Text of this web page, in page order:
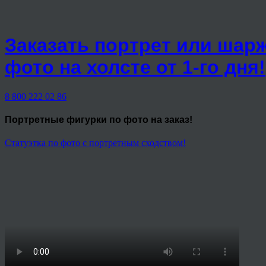
Заказать портрет или
фото на холсте от 1-го дня!
8 800 222 02 86
Портретные фигурки по фото на заказ!
Статуэтка по фото с портретным сходством!